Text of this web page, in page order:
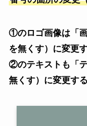
①のロゴ画像は「
を無くす）に変更
②のテキストも「
無くす）に変更す